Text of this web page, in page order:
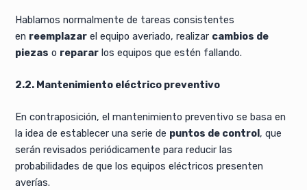
Hablamos normalmente de tareas consistentes
en reemplazar el equipo averiado, realizar cambios de
piezas o reparar los equipos que estén fallando.
2.2. Mantenimiento eléctrico preventivo
En contraposición, el mantenimiento preventivo se basa en
la idea de establecer una serie de puntos de control , que
serán revisados periódicamente para reducir las
probabilidades de que los equipos eléctricos presenten
averías.